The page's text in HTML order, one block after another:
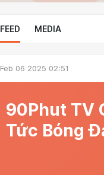
FEED MEDIA
Feb 06 2025 02:51
90Phut TV
Tức Bóng